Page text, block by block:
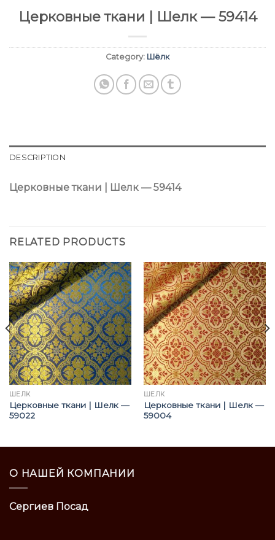
Церковные ткани | Шелк — 59414
Category: Шёлк
DESCRIPTION
Церковные ткани | Шелк — 59414
RELATED PRODUCTS
ШЁЛК
Церковные ткани | Шелк —
59022
ШЁЛК
Церковные ткани | Шелк —
59004
О НАШЕЙ КОМПАНИИ
Сергиев Посад